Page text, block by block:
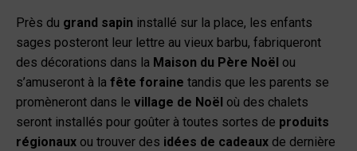
Près du grand sapin installé sur la place, les enfants
sages posteront leur lettre au vieux barbu, fabriqueront
des décorations dans la Maison du Père Noël ou
s’amuseront à la fête foraine tandis que les parents se
promèneront dans le village de Noël où des chalets
seront installés pour goûter à toutes sortes de produits
régionaux ou trouver des idées de cadeaux de dernière